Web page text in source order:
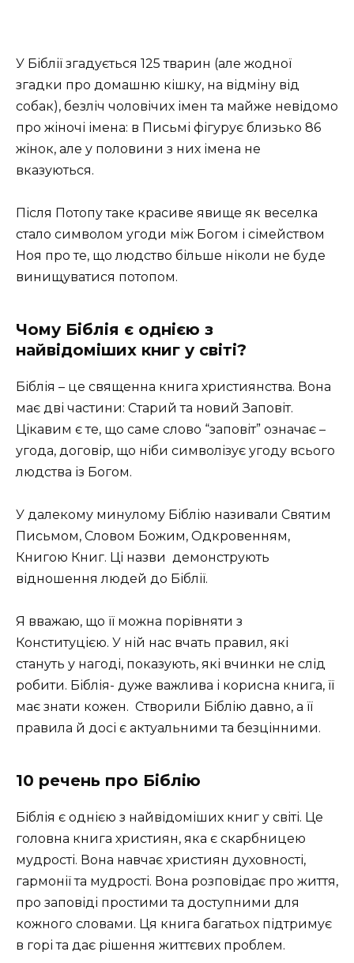
У Біблії згадується 125 тварин (але жодної
згадки про домашню кішку, на відміну від
собак), безліч чоловічих імен та майже невідомо
про жіночі імена: в Письмі фігурує близько 86
жінок, але у половини з них імена не
вказуються.
Після Потопу таке красиве явище як веселка
стало символом угоди між Богом і сімейством
Ноя про те, що людство більше ніколи не буде
винищуватися потопом.
Чому Біблія є однією з
найвідоміших книг у світі?
Біблія – це священна книга християнства. Вона
має дві частини: Старий та новий Заповіт.
Цікавим є те, що саме слово “заповіт” означає –
угода, договір, що ніби символізує угоду всього
людства із Богом.
У далекому минулому Біблію називали Святим
Письмом, Словом Божим, Одкровенням,
Книгою Книг. Ці назви демонструють
відношення людей до Біблії.
Я вважаю, що її можна порівняти з
Конституцією. У ній нас вчать правил, які
стануть у нагоді, показують, які вчинки не слід
робити. Біблія- дуже важлива і корисна книга, її
має знати кожен. Створили Біблію давно, а її
правила й досі є актуальними та безцінними.
10 речень про Біблію
Біблія є однією з найвідоміших книг у світі. Це
головна книга християн, яка є скарбницею
мудрості. Вона навчає християн духовності,
гармонії та мудрості. Вона розповідає про життя,
про заповіді простими та доступними для
кожного словами. Ця книга багатьох підтримує
в горі та дає рішення життєвих проблем.